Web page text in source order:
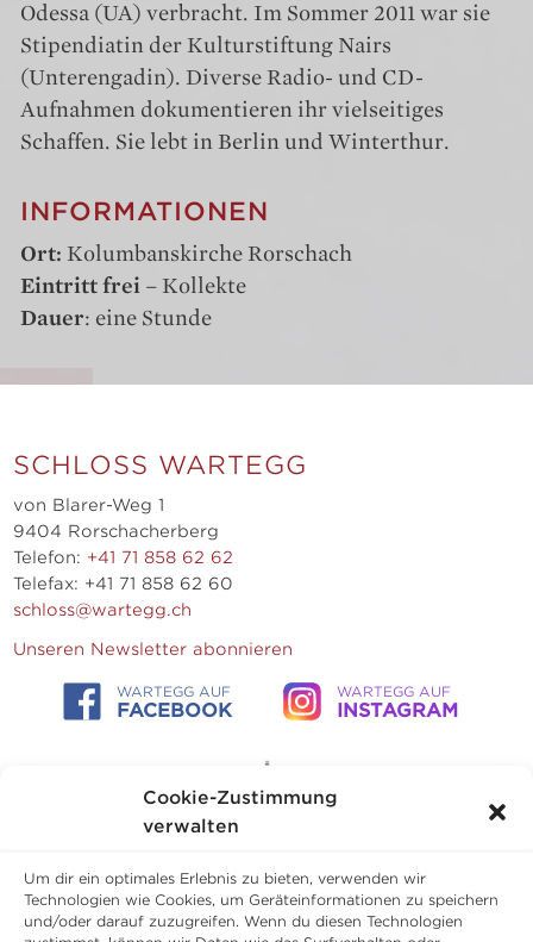
Cookie-Zustimmung
verwalten
Um dir ein optimales Erlebnis zu bieten, verwenden wir
Technologien wie Cookies, um Geräteinformationen zu speichern
und/oder darauf zuzugreifen. Wenn du diesen Technologien
Odessa (UA) verbracht. Im Sommer 2011 war sie
Stipendiatin der Kulturstiftung Nairs
(Unterengadin). Diverse Radio- und CD-
Aufnahmen dokumentieren ihr vielseitiges
Schaffen. Sie lebt in Berlin und Winterthur.
INFORMATIONEN
Ort: Kolumbanskirche Rorschach
Eintritt frei – Kollekte
Dauer: eine Stunde
SCHLOSS WARTEGG
von Blarer-Weg 1
9404 Rorschacherberg
Telefon: +41 71 858 62 62
Telefax: +41 71 858 62 60
schloss@wartegg.ch
Unseren Newsletter abonnieren
WARTEGG AUF
FACEBOOK
WARTEGG AUF
INSTAGRAM